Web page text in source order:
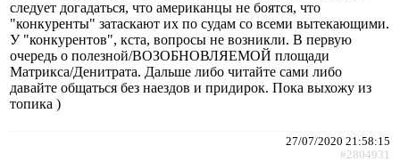
следует догадаться, что американцы не боятся, что
"конкуренты" затаскают их по судам со всеми вытекающими.
У "конкурентов", кста, вопросы не возникли. В первую
очередь о полезной/ВОЗОБНОВЛЯЕМОЙ площади
Матрикса/Денитрата. Дальше либо читайте сами либо
давайте общаться без наездов и придирок. Пока выхожу из
топика )
27/07/2020 21:58:15
#2804931